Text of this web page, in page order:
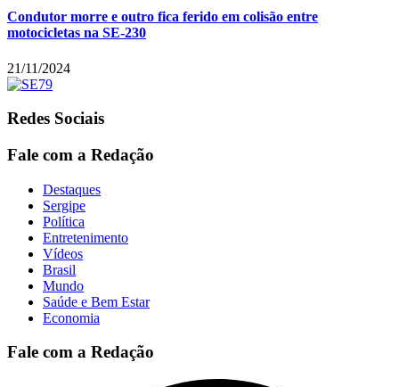
Condutor morre e outro fica ferido em colisão entre
motocicletas na SE-230
21/11/2024
Redes Sociais
Fale com a Redação
Destaques
Sergipe
Política
Entretenimento
Vídeos
Brasil
Mundo
Saúde e Bem Estar
Economia
Fale com a Redação